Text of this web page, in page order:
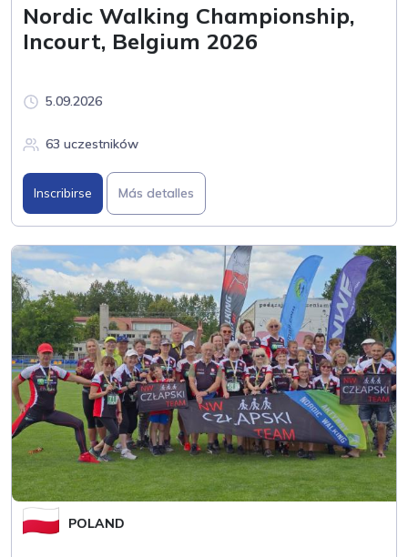
Nordic Walking Championship,
Incourt, Belgium 2026
5.09.2026
63 uczestników
Inscribirse Más detalles
POLAND